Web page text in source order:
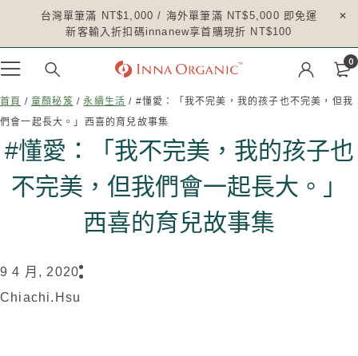
台灣單筆滿 NT$1,000 / 海外單筆滿 NT$5,000 即免運
新客輸入折扣碼innanew享首購現折 NT$100
0
首頁 /童顏秘笈 /永續生活 / #懂愛：「我不完美，我的孩子也不完美，但我
們會一起長大。」西喜的育兒故事集
#懂愛：「我不完美，我的孩子也
不完美，但我們會一起長大。」
西喜的育兒故事集
9 4 月, 2020
Chiachi.hsu